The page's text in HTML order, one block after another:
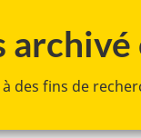
des fins de